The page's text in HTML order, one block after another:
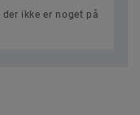
ikke er noget på